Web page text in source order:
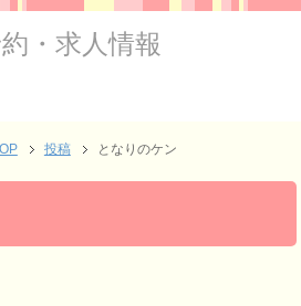
・求人情報
投稿 となりのケン